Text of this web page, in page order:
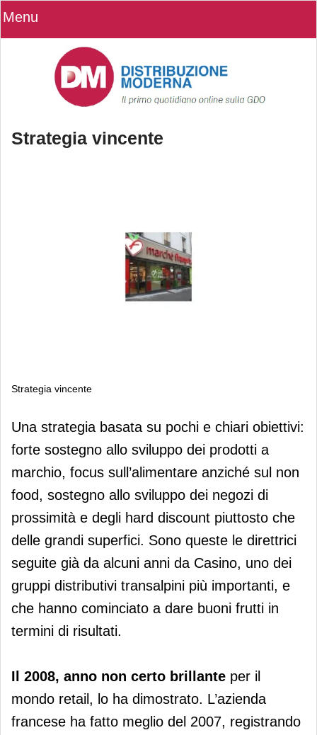
Menu
Strategia vincente
Strategia vincente
Strategia vincente
Una strategia basata su pochi e chiari obiettivi:
forte sostegno allo sviluppo dei prodotti a
marchio, focus sull’alimentare anziché sul non
food, sostegno allo sviluppo dei negozi di
prossimità e degli hard discount piuttosto che
delle grandi superfici. Sono queste le direttrici
seguite già da alcuni anni da Casino, uno dei
gruppi distributivi transalpini più importanti, e
che hanno cominciato a dare buoni frutti in
termini di risultati.
Il 2008, anno non certo brillante per il
mondo retail, lo ha dimostrato. L’azienda
francese ha fatto meglio del 2007, registrando